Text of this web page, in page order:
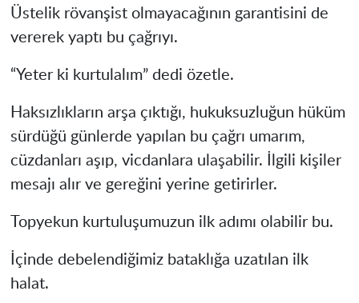
Üstelik rövanşist olmayacağının garantisini de
vererek yaptı bu çağrıyı.
“Yeter ki kurtulalım” dedi özetle.
Haksızlıkların arşa çıktığı, hukuksuzluğun hüküm
sürdüğü günlerde yapılan bu çağrı umarım,
cüzdanları aşıp, vicdanlara ulaşabilir. İlgili kişiler
mesajı alır ve gereğini yerine getirirler.
Topyekun kurtuluşumuzun ilk adımı olabilir bu.
İçinde debelendiğimiz bataklığa uzatılan ilk
halat.